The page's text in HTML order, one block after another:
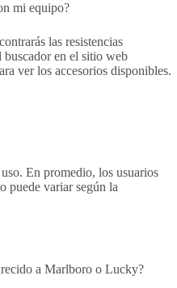
mi equipo?
las resistencias
buscador en el sitio web
ver los accesorios disponibles.
En promedio, los usuarios
puede variar según la
a Marlboro o Lucky?